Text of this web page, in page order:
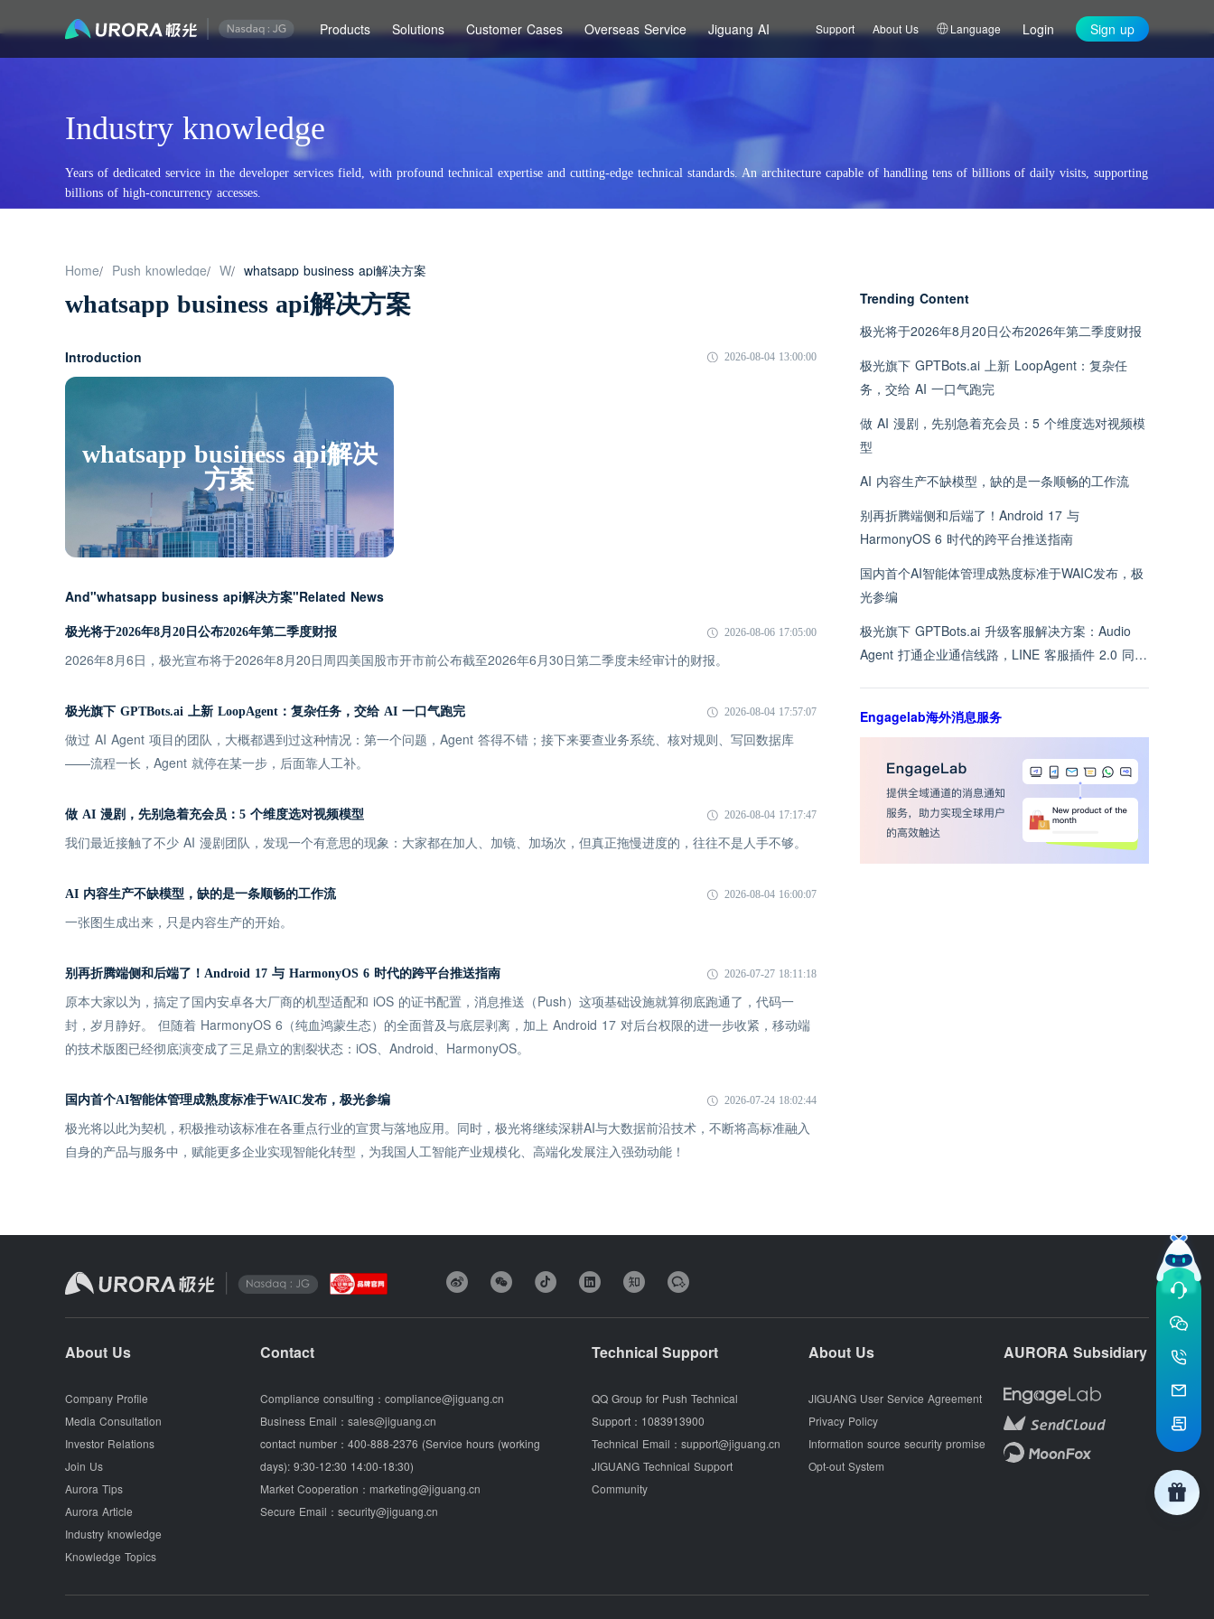
Products Solutions Customer Cases Overseas Service Jiguang AI Support About Us Language Login Sign up
Industry knowledge
Years of dedicated service in the developer services field, with profound technical expertise and cutting-edge technical standards. An architecture capable of handling tens of billions of daily visits, supporting
billions of high-concurrency accesses.
Home/ Push knowledge/ W/ whatsapp business api解决方案
whatsapp business api解决方案
Introduction 2026-08-04 13:00:00
whatsapp business api解决
方案
And"whatsapp business api解决方案"Related News
极光将于2026年8月20日公布2026年第二季度财报 2026-08-06 17:05:00
2026年8月6日，极光宣布将于2026年8月20日周四美国股市开市前公布截至2026年6月30日第二季度未经审计的财报。
极光旗下 GPTBots.ai 上新 LoopAgent：复杂任务，交给 AI 一口气跑完 2026-08-04 17:57:07
做过 AI Agent 项目的团队，大概都遇到过这种情况：第一个问题，Agent 答得不错；接下来要查业务系统、核对规则、写回数据库
——流程一长，Agent 就停在某一步，后面靠人工补。
做 AI 漫剧，先别急着充会员：5 个维度选对视频模型 2026-08-04 17:17:47
我们最近接触了不少 AI 漫剧团队，发现一个有意思的现象：大家都在加人、加镜、加场次，但真正拖慢进度的，往往不是人手不够。
AI 内容生产不缺模型，缺的是一条顺畅的工作流 2026-08-04 16:00:07
一张图生成出来，只是内容生产的开始。
别再折腾端侧和后端了！Android 17 与 HarmonyOS 6 时代的跨平台推送指南 2026-07-27 18:11:18
原本大家以为，搞定了国内安卓各大厂商的机型适配和 iOS 的证书配置，消息推送（Push）这项基础设施就算彻底跑通了，代码一
封，岁月静好。 但随着 HarmonyOS 6（纯血鸿蒙生态）的全面普及与底层剥离，加上 Android 17 对后台权限的进一步收紧，移动端
的技术版图已经彻底演变成了三足鼎立的割裂状态：iOS、Android、HarmonyOS。
国内首个AI智能体管理成熟度标准于WAIC发布，极光参编 2026-07-24 18:02:44
极光将以此为契机，积极推动该标准在各重点行业的宣贯与落地应用。同时，极光将继续深耕AI与大数据前沿技术，不断将高标准融入
自身的产品与服务中，赋能更多企业实现智能化转型，为我国人工智能产业规模化、高端化发展注入强劲动能！
Trending Content
极光将于2026年8月20日公布2026年第二季度财报
极光旗下 GPTBots.ai 上新 LoopAgent：复杂任
务，交给 AI 一口气跑完
做 AI 漫剧，先别急着充会员：5 个维度选对视频模
型
AI 内容生产不缺模型，缺的是一条顺畅的工作流
别再折腾端侧和后端了！Android 17 与
HarmonyOS 6 时代的跨平台推送指南
国内首个AI智能体管理成熟度标准于WAIC发布，极
光参编
极光旗下 GPTBots.ai 升级客服解决方案：Audio
Agent 打通企业通信线路，LINE 客服插件 2.0 同步
Engagelab海外消息服务
About Us
Company Profile
Media Consultation
Investor Relations
Join Us
Aurora Tips
Aurora Article
Industry knowledge
Knowledge Topics
Contact
Compliance consulting： compliance@jiguang.cn
Business Email： sales@jiguang.cn
contact number： 400-888-2376 (Service hours (working
days): 9:30-12:30 14:00-18:30)
Market Cooperation： marketing@jiguang.cn
Secure Email： security@jiguang.cn
Technical Support
QQ Group for Push Technical
Support： 1083913900
Technical Email： support@jiguang.cn
JIGUANG Technical Support
Community
About Us
JIGUANG User Service Agreement
Privacy Policy
Information source security promise
Opt-out System
AURORA Subsidiary